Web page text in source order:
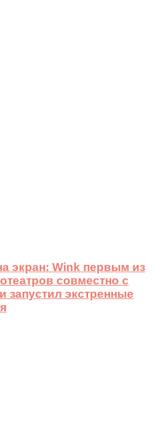
экран: Wink первым из
совместно с
запустил экстренные